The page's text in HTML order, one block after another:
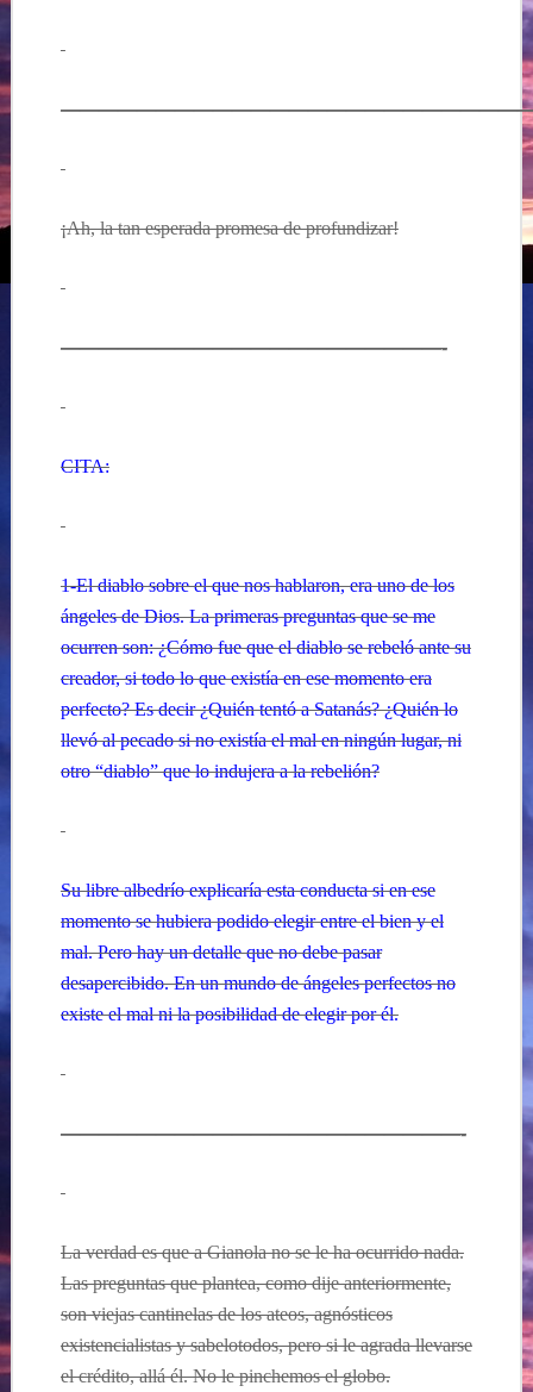
¡Ah, la tan esperada promesa de profundizar!
————————————————————-
CITA:
1-El diablo sobre el que nos hablaron, era uno de los
ángeles de Dios. La primeras preguntas que se me
ocurren son: ¿Cómo fue que el diablo se rebeló ante su
creador, si todo lo que existía en ese momento era
perfecto? Es decir ¿Quién tentó a Satanás? ¿Quién lo
llevó al pecado si no existía el mal en ningún lugar, ni
otro “diablo” que lo indujera a la rebelión?
Su libre albedrío explicaría esta conducta si en ese
momento se hubiera podido elegir entre el bien y el
mal. Pero hay un detalle que no debe pasar
desapercibido. En un mundo de ángeles perfectos no
existe el mal ni la posibilidad de elegir por él.
—————————————————————-
La verdad es que a Gianola no se le ha ocurrido nada.
Las preguntas que plantea, como dije anteriormente,
son viejas cantinelas de los ateos, agnósticos
existencialistas y sabelotodos, pero si le agrada llevarse
el crédito, allá él. No le pinchemos el globo.